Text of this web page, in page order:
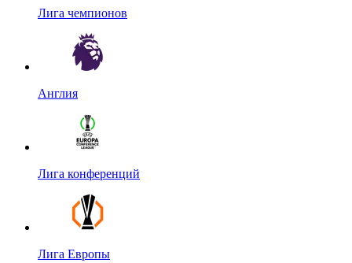
Лига чемпионов
Англия
Лига конференций
Лига Европы